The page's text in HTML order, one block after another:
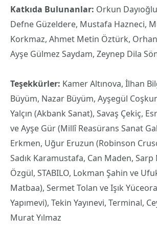
Katkıda Bulunanlar: Orkun
Defne Güzeldere, Mustafa Hazneci,
Korkmaz, Ahmet Metin Öztürk,
Ayşe Gülmez Saydam, Zeynep Dila
Teşekkürler: Kamer Altınova, İlhan
Büyüm, Nazar Büyüm, Ayşegül
Yalçın (Akbank Sanat), Savaş Çekiç,
ve Ayşe Gür (Millî Reasürans Sanat
Erkmen, Uğur Eruzun (Robinson
Sadık Karamustafa, Can Maden,
Özgül, STABILO, Lokman Şahin ve
Matbaa), Sermet Tolan ve Işık
Yapımevi), Tekin Yayınevi, Terminal,
Murat Yılmaz